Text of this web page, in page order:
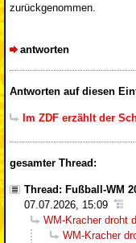
zurückgenommen.
antworten
Antworten auf diesen
Im ZDF erzählt der
gesamter Thread:
Thread: Fußball-WM
07.07.2026, 15:09
WM-Kracher droht
WM-Kracher